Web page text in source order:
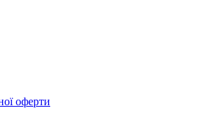
оферти